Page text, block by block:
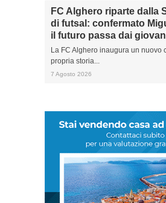
FC Alghero riparte dalla
di futsal: confermato
il futuro passa dai
La FC Alghero inaugura un nuovo
propria storia...
7 Agosto 2026